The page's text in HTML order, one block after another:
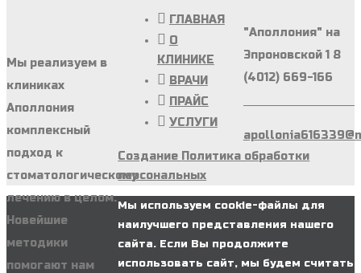
Мы реализуем в
клиниках
Аполлония
комплексный
подход к
стоматологическому
лечению в целом.
Новейшие
методики
помогают нам
ГЛАВНАЯ
О
КЛИНИКЕ
ВРАЧИ
ПРАЙС
УСЛУГИ
"Аполлония" на
Эпроновской 1 8
(4012) 669-166
Создание Политика обработки
персональных
Мы используем cookie-файлы для
наилучшего представления нашего
сайта. Если Вы продолжите
использовать сайт, мы будем считать